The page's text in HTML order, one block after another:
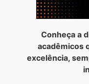
Conheça a
acadêmicos
excelência,